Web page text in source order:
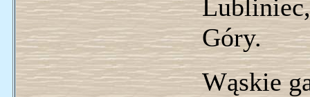
Góry.
Wąskie